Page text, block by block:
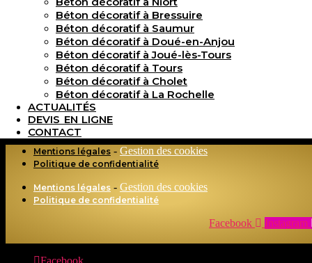
Béton décoratif à Bressuire
Béton décoratif à Saumur
Béton décoratif à Doué-en-Anjou
Béton décoratif à Joué-lès-Tours
Béton décoratif à Tours
Béton décoratif à Cholet
Béton décoratif à La Rochelle
ACTUALITÉS
DEVIS EN LIGNE
CONTACT
Du lundi au vendredi : De 7h à 19h30
Samedi : De 8h à 13h
Dimanche : fermé
Mentions légales - Gestion des cookies
Politique de confidentialité
Mentions légales - Gestion des cookies
Politique de confidentialité
Facebook Instagram
Facebook